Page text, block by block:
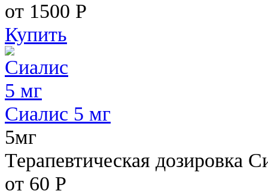
от 1500 Р
Купить
Сиалис 5 мг
5мг
Терапевтическая дозировка
от 60 Р